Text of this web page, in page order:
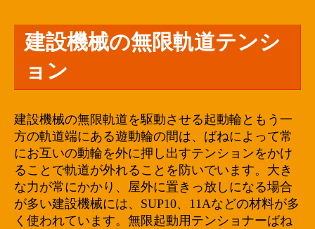
建設機械の無限軌道テンシ
ョン
建設機械の無限軌道を駆動させる起動輪ともう一
方の軌道端にある遊動輪の間は、ばねによって常
にお互いの動輪を外に押し出すテンションをかけ
ることで軌道が外れることを防いでいます。大き
な力が常にかかり、屋外に置きっ放しになる場合
が多い建設機械には、SUP10、11Aなどの材料が多
く使われています。無限起動用テンショナーばね